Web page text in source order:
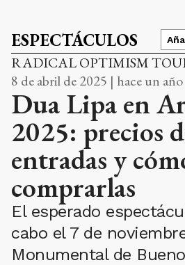
ESPECTÁCULOS
RADICAL OPTIMISM
8 de abril de 2025 | hace un año
Dua Lipa en
2025: precios
entradas y
comprarlas
El esperado
cabo el 7 de
Monumental de